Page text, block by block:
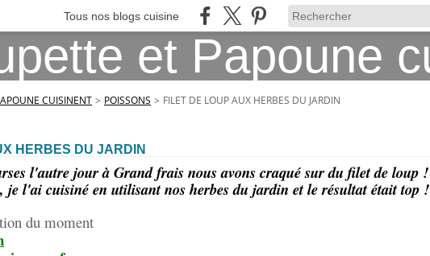
Tous nos blogs cuisine
CUISINENT > POISSONS > FILET DE LOUP AUX HERBES DU JARDIN
HERBES DU JARDIN
l'autre jour à Grand frais nous avons craqué sur du filet de loup !
je l'ai cuisiné en utilisant nos herbes du jardin et le résultat était top !
du moment